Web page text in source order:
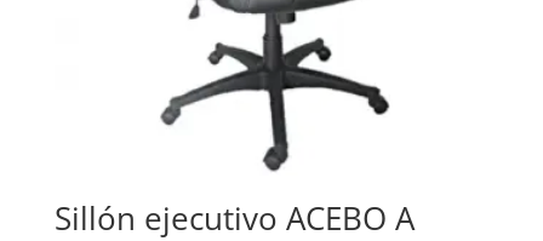
Sillón ejecutivo ACEBO A